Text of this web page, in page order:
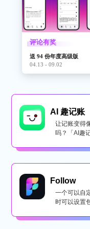
评论有奖
送 94 份年度高级版
04.13 - 09.02
AI 趣记账
让记账变得
吗？「AI趣
Follow
一个可以自
时可以设置